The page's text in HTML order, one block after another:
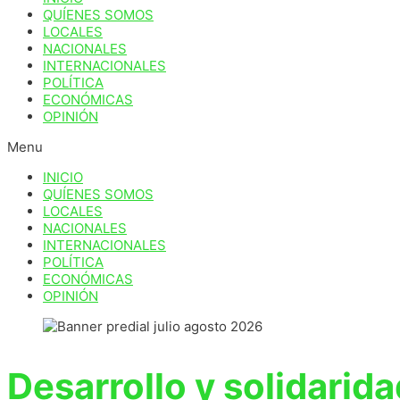
QUÍENES SOMOS
LOCALES
NACIONALES
INTERNACIONALES
POLÍTICA
ECONÓMICAS
OPINIÓN
Menu
INICIO
QUÍENES SOMOS
LOCALES
NACIONALES
INTERNACIONALES
POLÍTICA
ECONÓMICAS
OPINIÓN
Desarrollo y